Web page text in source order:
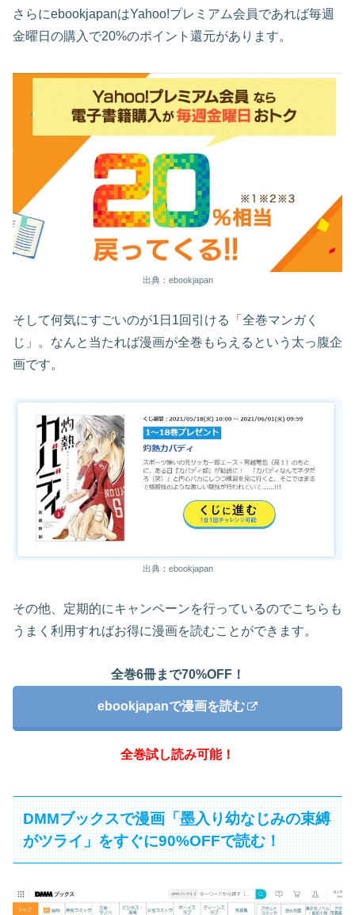
さらにebookjapanはYahoo!プレミアム会員であれば毎週
金曜日の購入で20%のポイント還元があります。
出典：ebookjapan
そして何気にすごいのが1日1回引ける「全巻マンガく
じ」。なんと当たれば漫画が全巻もらえるという太っ腹企
画です。
出典：ebookjapan
その他、定期的にキャンペーンを行っているのでこちらも
うまく利用すればお得に漫画を読むことができます。
全巻6冊まで70%OFF！
ebookjapanで漫画を読む
全巻試し読み可能！
DMMブックスで漫画「墨入り幼なじみの束縛
がツライ」をすぐに90%OFFで読む！